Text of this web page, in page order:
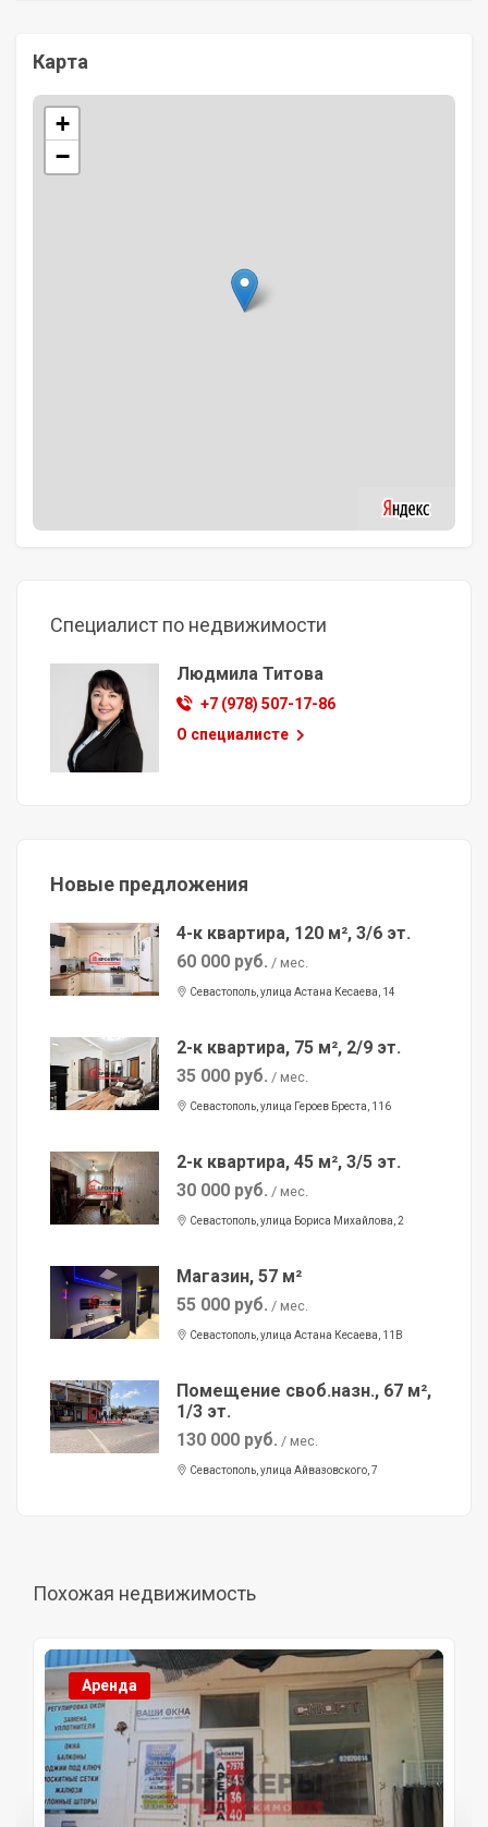
Карта
+
−
Специалист по недвижимости
Людмила Титова
+7 (978) 507-17-86
О специалисте
Новые предложения
4-к квартира, 120 м², 3/6 эт.
60 000 руб. / мес.
Севастополь, улица Астана Кесаева, 14
2-к квартира, 75 м², 2/9 эт.
35 000 руб. / мес.
Севастополь, улица Героев Бреста, 116
2-к квартира, 45 м², 3/5 эт.
30 000 руб. / мес.
Севастополь, улица Бориса Михайлова, 2
Магазин, 57 м²
55 000 руб. / мес.
Севастополь, улица Астана Кесаева, 11В
Помещение своб.назн., 67 м²,
1/3 эт.
130 000 руб. / мес.
Севастополь, улица Айвазовского, 7
Похожая недвижимость
Аренда